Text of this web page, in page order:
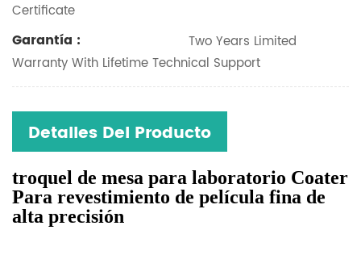
Certificate
Garantía :
Two Years Limited
Warranty With Lifetime Technical Support
Detalles Del Producto
troquel de mesa para laboratorio Coater
Para revestimiento de película fina de
alta precisión